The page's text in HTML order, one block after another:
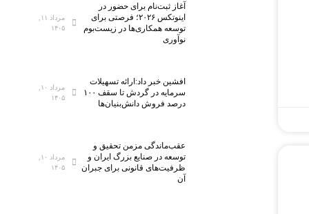
آغاز ثبت‌نام برای حضور در
اینوتکس ۲۰۲۶؛ فرصتی برای
توسعه همکاری‌ها در زیست‌بوم
نوآوری
۱۴۰۵
افشین خبر داد:ارائه تسهیلات
سرمایه در گردش تا سقف ۱۰۰
درصد فروش دانش‌بنیان‌ها
۱۴۰۵
عقب‌ماندگی مزمن تحقیق و
توسعه در صنایع بزرگ ایران و
ظرفیت‌های قانونی برای جبران
آن
۱۴۰۵